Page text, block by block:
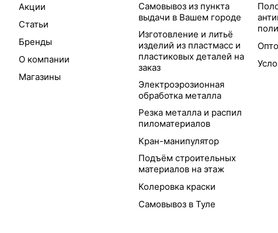
Акции
Статьи
Бренды
О компании
Магазины
Самовывоз из пункта
выдачи в Вашем городе
Изготовление и литьё
изделий из пластмасс и
пластиковых деталей на
заказ
Электроэрозионная
обработка металла
Резка металла и распил
пиломатериалов
Кран-манипулятор
Подъём строительных
материалов на этаж
Колеровка краски
Самовывоз в Туле